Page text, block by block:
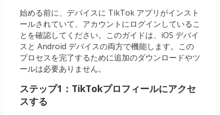
始める前に、デバイスに TikTok アプリがインスト
ールされていて、アカウントにログインしているこ
とを確認してください。このガイドは、iOS デバイ
スと Android デバイスの両方で機能します。この
プロセスを完了するために追加のダウンロードやツ
ールは必要ありません。
ステップ1：TikTokプロフィールにアクセ
スする